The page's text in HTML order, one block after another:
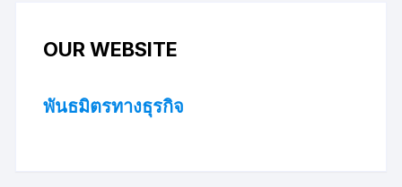
OUR WEBSITE
พันธมิตรทางธุรกิจ